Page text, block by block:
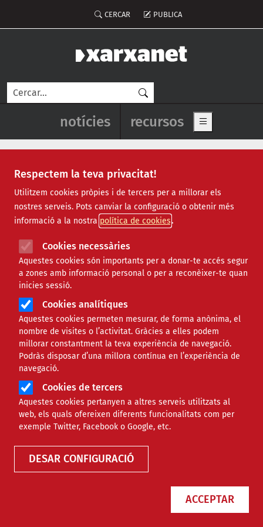
Respectem la teva privacitat!
Utilitzem cookies pròpies i de tercers per a millorar els
nostres serveis. Pots canviar la configuració o obtenir més
informació a la nostra política de cookies
Cookies necessàries
Aquestes cookies són importants per a donar-te accés segur
a zones amb informació personal o per a reconèixer-te quan
inicies sessió.
Cookies analítiques
Aquestes cookies permeten mesurar, de forma anònima, el
nombre de visites o l’activitat. Gràcies a elles podem
millorar constantment la teva experiència de navegació.
Podràs disposar d’una millora contínua en l’experiència de
navegació.
Cookies de tercers
Aquestes cookies pertanyen a altres serveis utilitzats al
web, els quals ofereixen diferents funcionalitats com per
exemple Twitter, Facebook o Google, etc.
DESAR CONFIGURACIÓ
ACCEPTAR
Menú del compte d'usuari
CERCAR PUBLICA
Cerca
Navegació principal de
notícies recursos Show main
Notícies
Totes | Ambiental | Comunitari | Cultural | Social
|
Internacional | Projectes | Jurídic | Tecnològic
Formació